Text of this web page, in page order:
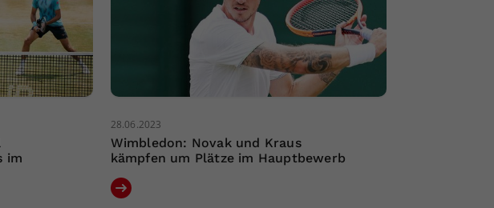
im
28.06.2023
Wimbledon: Novak und Kraus
kämpfen um Plätze im Hauptbewerb